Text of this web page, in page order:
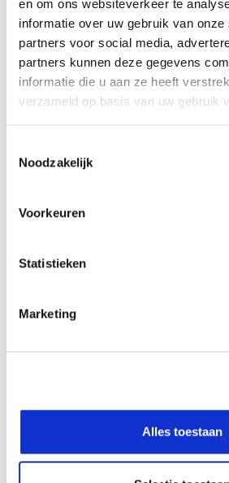
en om ons websiteverkeer te
informatie over uw gebruik van onze
partners voor social media,
partners kunnen deze gegevens
informatie die u aan ze heeft
verzameld op basis van uw gebruik
Noodzakelijk
Voorkeuren
Statistieken
Marketing
Alles toestaan
Aanmaakhout in netzak
7,99
€